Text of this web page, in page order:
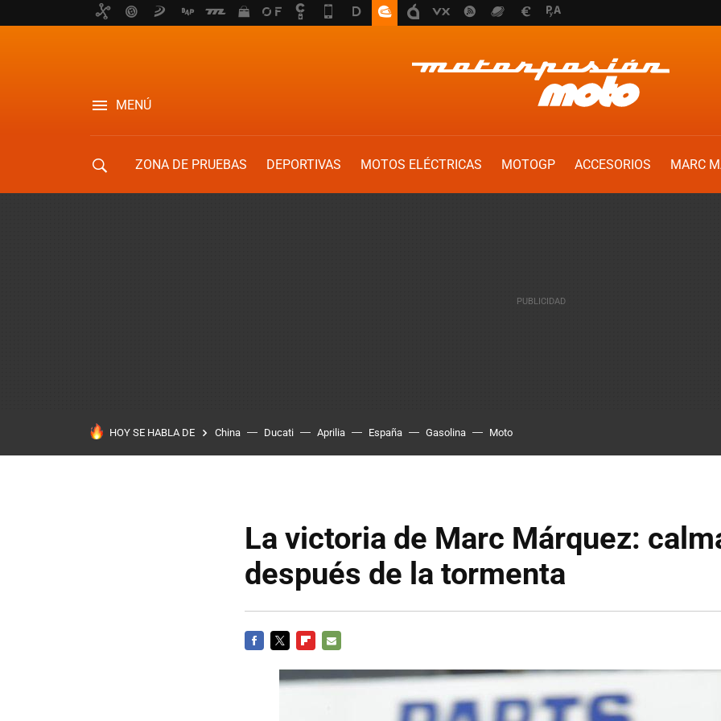
MENÚ
ZONA DE PRUEBAS DEPORTIVAS MOTOS ELÉCTRICAS MOTOGP ACCESORIOS
MARC
HOY SE HABLA DE China Ducati Aprilia España Gasolina Moto
La victoria de Marc Márquez:
después de la tormenta
MAIL